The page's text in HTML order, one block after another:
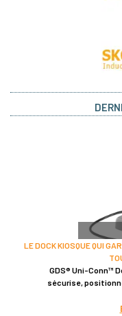
LE DOCK KIOSQUE QUI
GDS® Uni-Conn™
sécurise,